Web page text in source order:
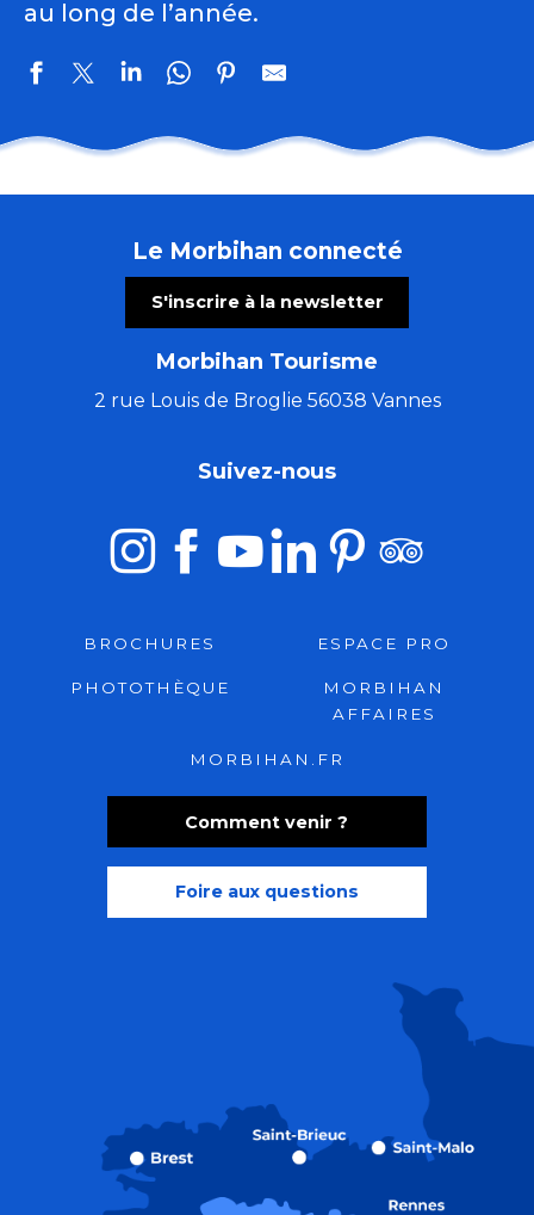
au long de l’année.
Comestibles prés-salés
Atelier : Le parfum au Moyen Âge
Concert : The Rumpled au Thy'roir
Stage de tapisserie en ameublement
Trio Pêr Vari Kervarec
Les chemins du Graal avec Marie Semaille -
Concert musique baroque : rossignol en amour
Le Morbihan connecté
S'inscrire à la newsletter
Morbihan Tourisme
2 rue Louis de Broglie 56038 Vannes
Comment venir ?
Foire aux questions
Suivez-nous
BROCHURES ESPACE PRO
PHOTOTHÈQUE
MORBIHAN
AFFAIRES
MORBIHAN.FR